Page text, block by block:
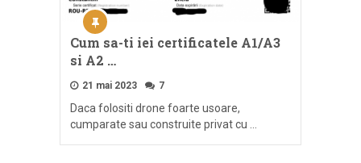
Cum sa-ti iei certificatele A1/A3
si A2 …
21 mai 2023 7
Daca folositi drone foarte usoare,
cumparate sau construite privat cu …